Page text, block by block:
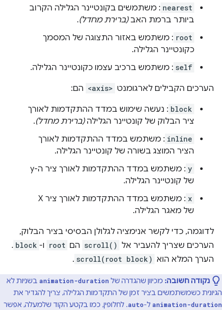
nearest : משתמשים בקונטיינר הגלילה הקרוב
ביותר ברמת האב(ברירת מחדל).
root : משתמש באזור התצוגה של המסמך
כקונטיינר הגלילה.
self : משתמש ברכיב עצמו כקונטיינר הגלילה.
הערכים הקבילים לארגומנט <axis> הם:
block : נעשה שימוש במדד ההתקדמות לאורך
ציר הבלוק של קונטיינר הגלילה(ברירת מחדל).
inline : משתמש במדד ההתקדמות לאורך
הציר המוצג בשורה של קונטיינר הגלילה.
y
: משתמש במדד ההתקדמות לאורך ציר ה-y
של קונטיינר הגלילה.
x
: משתמש במדד ההתקדמות לאורך ציר X
של מאגר הגלילה.
לדוגמה, כדי לקשר אנימציה לגלולן הבסיסי בציר הבלוק,
הערכים שצריך להעביר אל scroll() הם root ו- block
.
הערך המלא הוא scroll(root block)
.
נקודה חשובה: מכיוון שהגדרה של animation-duration בשניות לא
הגיונית כשמשתמשים בציר זמן של התקדמות הגלילה, צריך להגדיר את
animation-duration ל-auto. לחלופין, כמו בקטע הקוד שלמעלה, אפשר